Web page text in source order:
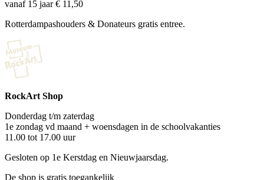
vanaf 15 jaar € 11,50
Rotterdampashouders & Donateurs gratis entree.
RockArt Shop
Donderdag t/m zaterdag
1e zondag vd maand + woensdagen in de schoolvakanties
11.00 tot 17.00 uur
Gesloten op 1e Kerstdag en Nieuwjaarsdag.
De shop is gratis toegankelijk